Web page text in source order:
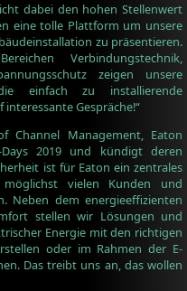
dabei den hohen Stellenwert
eine tolle Plattform um unsere
zu präsentieren.
Verbindungstechnik,
zeigen unsere
einfach zu installierende
Gespräche!“
Channel Management, Eaton
2019 und kündigt deren
ist für Eaton ein zentrales
vielen Kunden und
Neben dem energieeffizienten
stellen wir Lösungen und
Energie mit den richtigen
oder im Rahmen der E-
Das treibt uns an, das wollen